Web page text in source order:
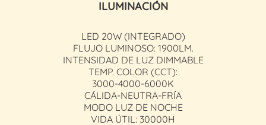
ILUMINACIÓN
LED 20W (INTEGRADO)
FLUJO LUMINOSO: 1900LM.
INTENSIDAD DE LUZ DIMMABLE
TEMP. COLOR (CCT):
3000-4000-6000K
CÁLIDA-NEUTRA-FRÍA
MODO LUZ DE NOCHE
VIDA ÚTIL: 30000H